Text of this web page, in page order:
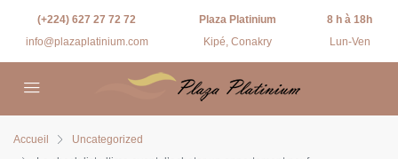
(+224) 627 27 72 72
info@plazaplatinium.com
Plaza Platinium
Kipé, Conakry
8 h à 18h
Lun-Ven
Accueil
Uncategorized